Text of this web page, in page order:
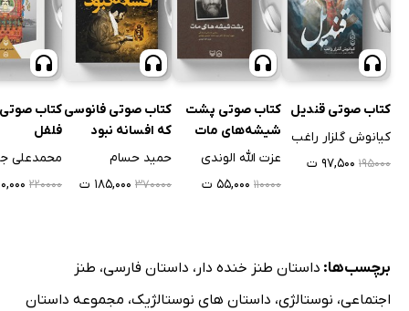
کتاب صوتی قندیل
کیانوش گلزار راغب
۱۹۵۰۰۰ ۹۷,۵۰۰ ت
کتاب صوتی پشت
شیشه‌های مات
عزت الله الوندی
۱۱۰۰۰۰ ۵۵,۰۰۰ ت
کتاب صوتی فانوسی
که افسانه نبود
حمید حسام
۳۷۰۰۰۰ ۱۸۵,۰۰۰ ت
کتاب
فلفل
محمدعلی
۲۲۰۰۰۰
برچسب‌ها: داستان طنز خنده دار ، داستان فارسی، طنز
اجتماعی، نوستالژی، داستان های نوستالژیک، مجموعه داستان